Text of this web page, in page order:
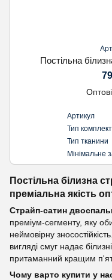
Постільна
Артикул
Тип
Тип тканини
Мінімальне
Постільна білизна
преміальна якість
Страйп-сатин
преміум-сегменту, яку
неймовірну
вигляді смуг надає
притаманний кращим
Чому варто купити у